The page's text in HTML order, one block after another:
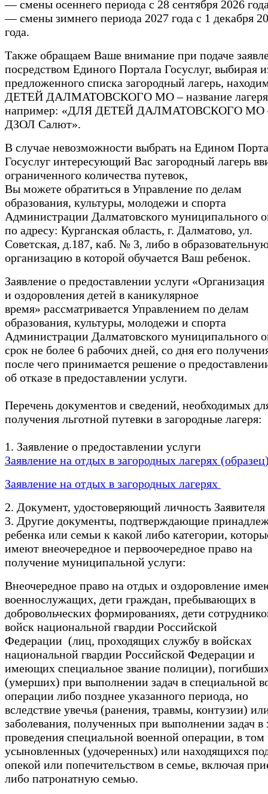
— смены осеннего периода с 28 сентября 2026
— смены зимнего периода 2027 года с 1 декабря
года.
Также обращаем Ваше внимание при подаче
посредством Единого Портала Госуслуг, выбирая
предложенного списка загородный лагерь,
ДЕТЕЙ ДАЛМАТОВСКОГО МО – название
например: «ДЛЯ ДЕТЕЙ ДАЛМАТОВСКОГО МО
ДЗОЛ Салют».
В случае невозможности выбрать на Едином
Госуслуг интересующий Вас загородный лагерь
ограниченного количества путевок,
Вы можете обратиться в Управление по делам
образования, культуры, молодежи и спорта
Администрации Далматовского муниципального
по адресу: Курганская область, г. Далматово, ул.
Советская, д.187, каб. № 3, либо в
организацию в которой обучается Ваш ребенок.
Заявление о предоставлении услуги
и оздоровления детей в каникулярное
время» рассматривается Управлением по делам
образования, культуры, молодежи и спорта
Администрации Далматовского муниципального
срок не более 6 рабочих дней, со дня его
после чего принимается решение о
об отказе в предоставлении услуги.
Перечень документов и сведений, необходимых
получения льготной путевки в загородные лагеря:
1. Заявление о предоставлении услуги
Заявление на отдых в загородных лагерях
Заявление на отдых в загородных лагерях
2. Документ, удостоверяющий личность Заявителя
3. Другие документы, подтверждающие
ребенка или семьи к какой либо категории,
имеют внеочередное и первоочередное право на
получение муниципальной услуги:
Внеочередное право на отдых и оздоровление
военнослужащих, дети граждан, пребывающих в
добровольческих формированиях, дети
войск национальной гвардии Российской
Федерации (лиц, проходящих службу в войсках
национальной гвардии Российской Федерации и
имеющих специальное звание полиции),
(умерших) при выполнении задач в специальной
операции либо позднее указанного периода, но
вследствие увечья (ранения, травмы, контузии)
заболевания, полученных при выполнении задач в
проведения специальной военной операции, в том
усыновленных (удочеренных) или находящихся
опекой или попечительством в семье, включая
либо патронатную семью.